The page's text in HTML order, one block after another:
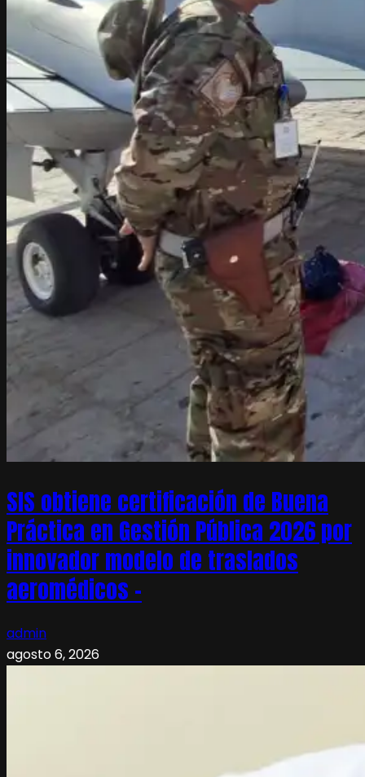
SIS obtiene certificación de Buena
Práctica en Gestión Pública 2026 por
innovador modelo de traslados
aeromédicos –
admin
agosto 6, 2026